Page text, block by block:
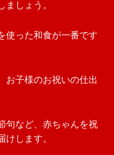
ましょう。
使った和食が一番です
お子様のお祝いの仕出
句など、赤ちゃんを祝
けします。